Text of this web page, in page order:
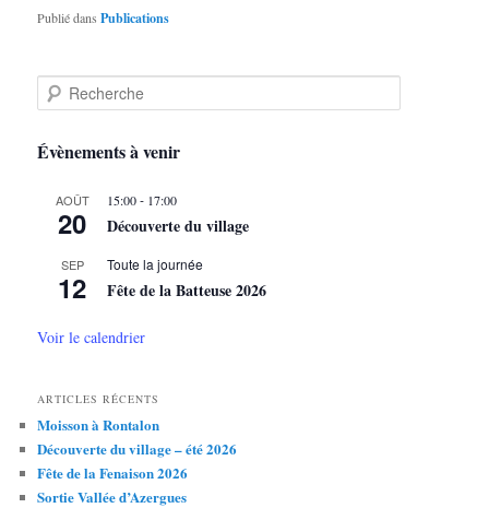
Publié dans Publications
e
h
Évènements à venir
AOÛT
20
15:00- 17:00
Découverte du village
SEP
12
Toute la journée
Fête de la Batteuse 2026
Voir le calendrier
ARTICLES RÉCENTS
Moisson à Rontalon
Découverte du village – été 2026
Fête de la Fenaison 2026
Sortie Vallée d’Azergues